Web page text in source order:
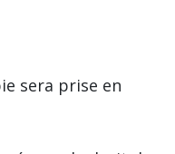
sera prise en